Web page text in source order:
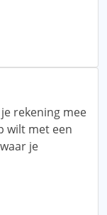
rekening mee
wilt met een
je